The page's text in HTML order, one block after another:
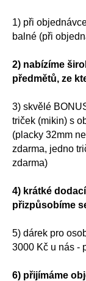
1) při
balné (při
2) nabízíme
předmětů, ze
3) skvělé
triček (mikin) s
(placky 32mm
zdarma, jedno
zdarma)
4) krátké
přizpůsobíme
5) dárek pro
3000 Kč u nás -
6) přijímáme